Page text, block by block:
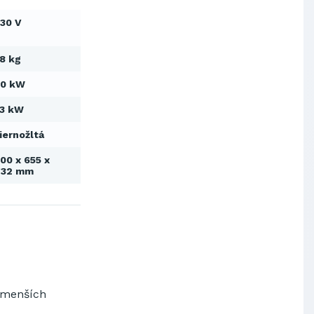
V
kg
kW
kW
x 655 x
mm
menších